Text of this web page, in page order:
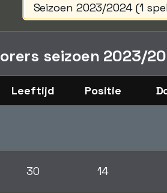
seizoen 2023/
Leeftijd Positie
30 14